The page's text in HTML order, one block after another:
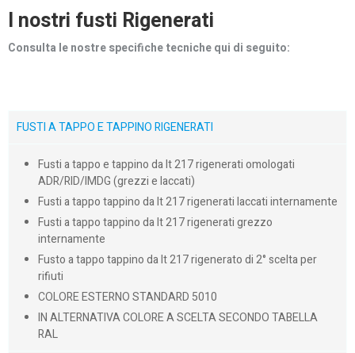
I nostri fusti Rigenerati
Consulta le nostre specifiche tecniche qui di seguito:
FUSTI A TAPPO E TAPPINO RIGENERATI
Fusti a tappo e tappino da lt 217 rigenerati omologati
ADR/RID/IMDG (grezzi e laccati)
Fusti a tappo tappino da lt 217 rigenerati laccati internamente
Fusti a tappo tappino da lt 217 rigenerati grezzo
internamente
Fusto a tappo tappino da lt 217 rigenerato di 2° scelta per
rifiuti
COLORE ESTERNO STANDARD 5010
IN ALTERNATIVA COLORE A SCELTA SECONDO TABELLA
RAL